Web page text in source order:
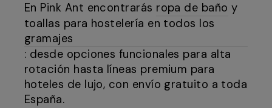
En Pink Ant encontrarás ropa de baño y
toallas para hostelería en todos los
gramajes
: desde opciones funcionales para alta
rotación hasta líneas premium para
hoteles de lujo, con envío gratuito a toda
España.